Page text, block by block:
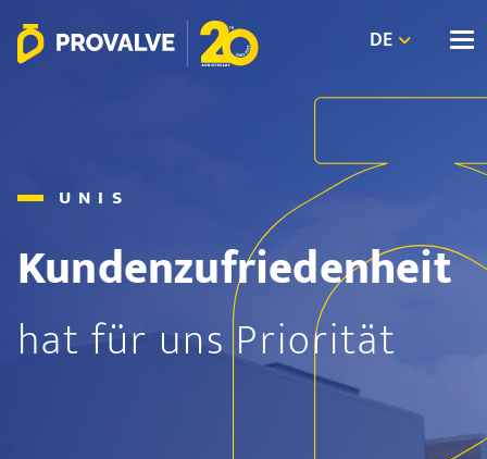
DE
UNIS
Kundenzufriedenheit
hat für uns Priorität